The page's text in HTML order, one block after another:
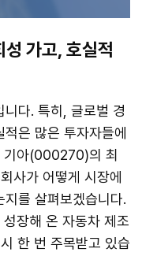
가고, 호실적
다. 특히, 글로벌 경
은 많은 투자자들에
기아(000270)의 최
사가 어떻게 시장에
를 살펴보겠습니다.
장해 온 자동차 제조
한 번 주목받고 있습